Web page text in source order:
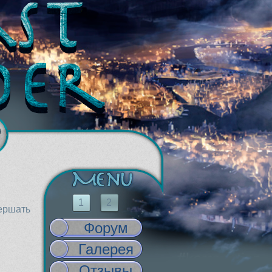
1 2
Форум
Галерея